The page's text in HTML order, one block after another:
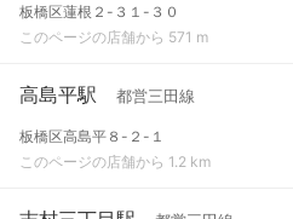
板橋区蓮根２-３１-３０
このページの店舗から 571 m
高島平駅 都営三田線
板橋区高島平８-２-１
このページの店舗から 1.2 km